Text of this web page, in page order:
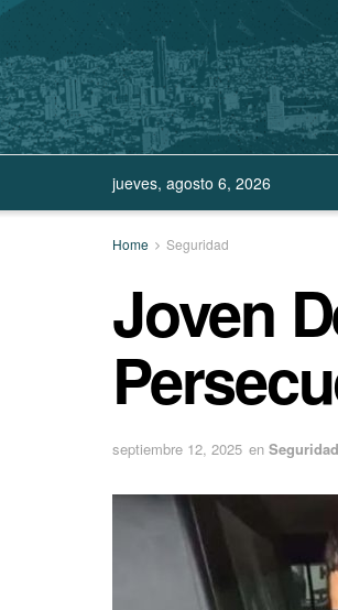
jueves, agosto 6, 2026
Home Seguridad
Joven
septiembre 12, 2025 en Seguridad